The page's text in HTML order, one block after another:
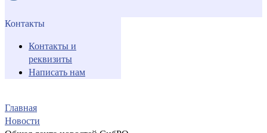
Контакты
Контакты и
реквизиты
Написать нам
Главная
Новости